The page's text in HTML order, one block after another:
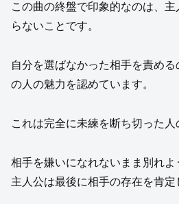
この曲の終盤で印象的なのは、
らないことです。
自分を選ばなかった相手を責め
の人の魅力を認めています。
これは完全に未練を断ち切った人
相手を嫌いになれないまま別れよ
主人公は最後に相手の存在を肯定